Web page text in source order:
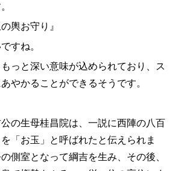
輿お守り』
すね。
っと深い意味が込められており、ス
やかることができるそうです。
公の生母桂昌院は、一説に西陣の八百
「お玉」と呼ばれたと伝えられま
側室となって綱吉を生み、その後、